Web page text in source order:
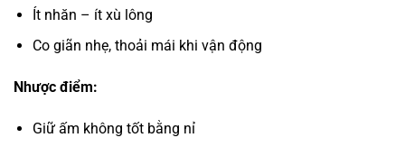
Ít nhăn – ít xù lông
Co giãn nhẹ, thoải mái khi vận động
Nhược điểm:
Giữ ấm không tốt bằng nỉ